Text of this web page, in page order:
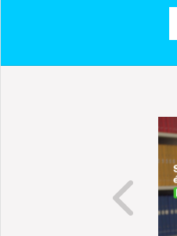
Previous